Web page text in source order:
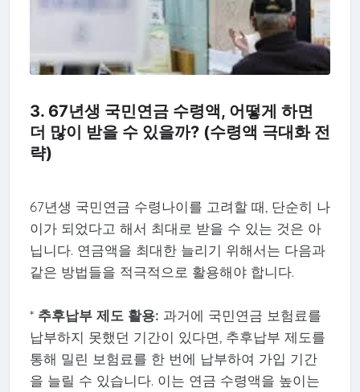
3. 67년생 국민연금 수령액, 어떻게 하면
더 많이 받을 수 있을까? (수령액 극대화 전
략)
67년생 국민연금 수령나이를 고려할 때, 단순히 나
이가 되었다고 해서 최대로 받을 수 있는 것은 아
닙니다. 연금액을 최대한 늘리기 위해서는 다음과
같은 방법들을 적극적으로 활용해야 합니다.
* 추후납부 제도 활용: 과거에 국민연금 보험료를
납부하지 못했던 기간이 있다면, 추후납부 제도를
통해 밀린 보험료를 한 번에 납부하여 가입 기간
을 늘릴 수 있습니다. 이는 연금 수령액을 높이는